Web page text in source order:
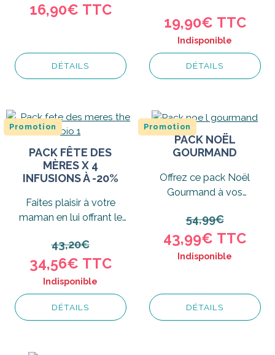
dégustez...
16,90€ TTC
DÉTAILS
fruitées...
19,90€ TTC
Indisponible
DÉTAILS
Promotion
PACK FÊTE DES
MÈRES X 4
INFUSIONS À -20%
Faites plaisir à votre
maman en lui offrant le
W et bénéficiez...
43,20€
34,56€ TTC
Indisponible
DÉTAILS
Promotion
PACK NOËL
GOURMAND
Offrez ce pack Noël
Gourmand à vos
plusieurs infusions
fruitées...
54,99€
43,99€ TTC
Indisponible
DÉTAILS